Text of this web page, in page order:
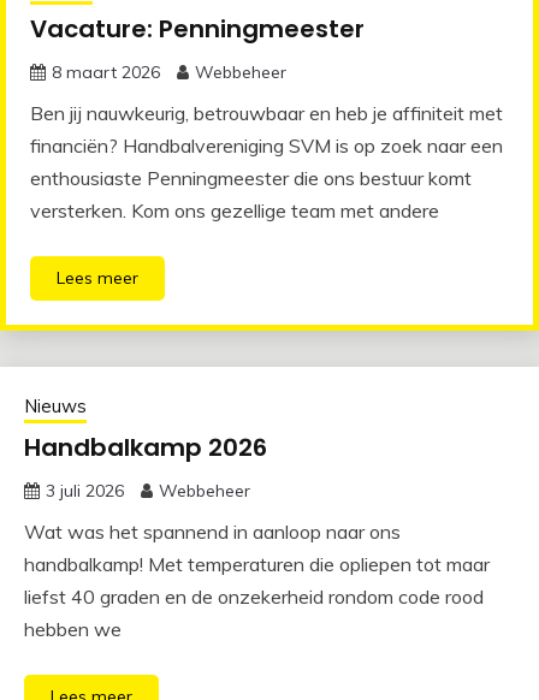
Vacature: Penningmeester
8 maart 2026 Webbeheer
Ben jij nauwkeurig, betrouwbaar en heb je affiniteit met
financiën? Handbalvereniging SVM is op zoek naar een
enthousiaste Penningmeester die ons bestuur komt
versterken. Kom ons gezellige team met andere
Lees meer
Nieuws
Handbalkamp 2026
3 juli 2026 Webbeheer
Wat was het spannend in aanloop naar ons
handbalkamp! Met temperaturen die opliepen tot maar
liefst 40 graden en de onzekerheid rondom code rood
hebben we